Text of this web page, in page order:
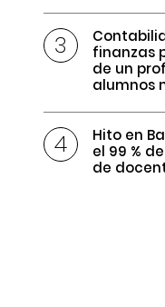
finanzas
de un
alumnos
Hito en
el 99 %
de